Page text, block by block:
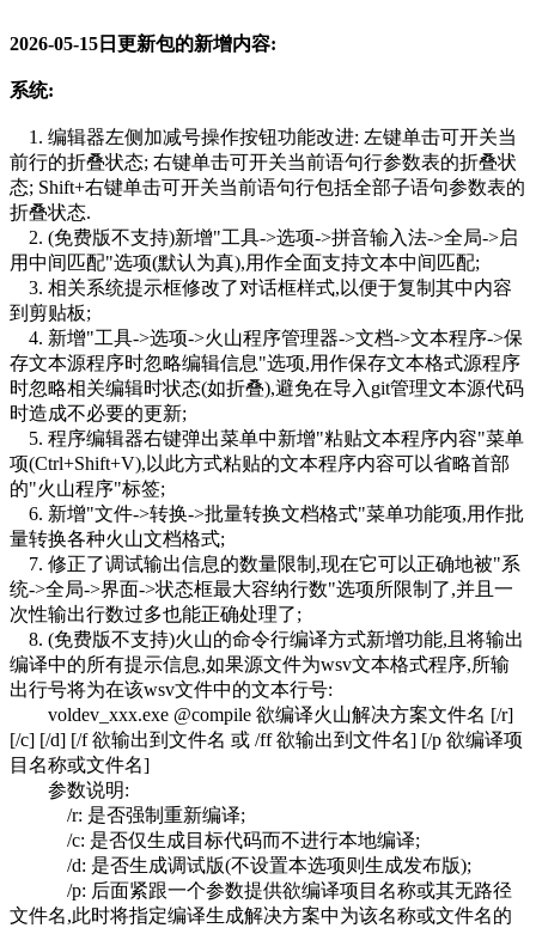
2026-05-15日 更新包的新增内容:
系统:
1. 编辑器左侧加减号操作按钮功能改进: 左键单击可开关当
前行的折叠状态; 右键单击可开关当前语句行参数表的折叠状
态; Shift+右键单击可开关当前语句行包括全部子语句参数表的
折叠状态.
2. (免费版不支持)新增"工具->选项->拼音输入法->全局->启
用中间匹配"选项(默认为真),用作全面支持文本中间匹配;
3. 相关系统提示框修改了对话框样式,以便于复制其中内容
到剪贴板;
4. 新增"工具->选项->火山程序管理器->文档->文本程序->保
存文本源程序时忽略编辑信息"选项,用作保存文本格式源程序
时忽略相关编辑时状态(如折叠),避免在导入git管理文本源代码
时造成不必要的更新;
5. 程序编辑器右键弹出菜单中新增"粘贴文本程序内容"菜单
项(Ctrl+Shift+V),以此方式粘贴的文本程序内容可以省略首部
的"火山程序"标签;
6. 新增"文件->转换->批量转换文档格式"菜单功能项,用作批
量转换各种火山文档格式;
7. 修正了调试输出信息的数量限制,现在它可以正确地被"系
统->全局->界面->状态框最大容纳行数"选项所限制了,并且一
次性输出行数过多也能正确处理了;
8. (免费版不支持)火山的命令行编译方式新增功能,且将输出
编译中的所有提示信息,如果源文件为wsv文本格式程序,所输
出行号将为在该wsv文件中的文本行号:
voldev_xxx.exe @compile 欲编译火山解决方案文件名 [/r]
[/c] [/d] [/f 欲输出到文件名 或 /ff 欲输出到文件名] [/p 欲编译项
目名称或文件名]
参数说明:
/r: 是否强制重新编译;
/c: 是否仅生成目标代码而不进行本地编译;
/d: 是否生成调试版(不设置本选项则生成发布版);
/p: 后面紧跟一个参数提供欲编译项目名称或其无路径
文件名,此时将指定编译生成解决方案中为该名称或文件名的